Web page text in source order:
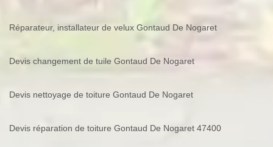
Réparateur, installateur de velux Gontaud De Nogaret
Devis changement de tuile Gontaud De Nogaret
Devis nettoyage de toiture Gontaud De Nogaret
Devis réparation de toiture Gontaud De Nogaret 47400